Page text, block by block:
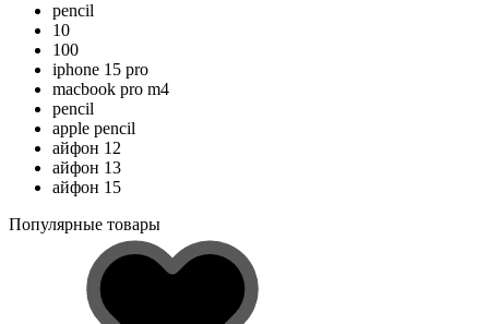
pencil
10
100
iphone 15 pro
macbook pro m4
pencil
apple pencil
айфон 12
айфон 13
айфон 15
Популярные товары